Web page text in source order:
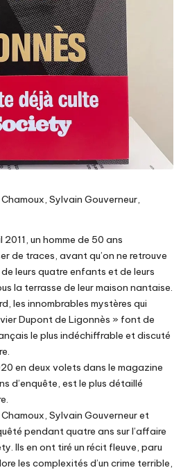
Sylvain Gouverneur,
2011, un homme de 50 ans
de traces, avant qu’on ne retrouve
leurs quatre enfants et de leurs
la terrasse de leur maison nantaise.
les innombrables mystères qui
Dupont de Ligonnès » font de
le plus indéchiffrable et discuté
en deux volets dans le magazine
d’enquête, est le plus détaillé
Sylvain Gouverneur et
pendant quatre ans sur l’affaire
Ils en ont tiré un récit fleuve, paru
les complexités d’un crime terrible,